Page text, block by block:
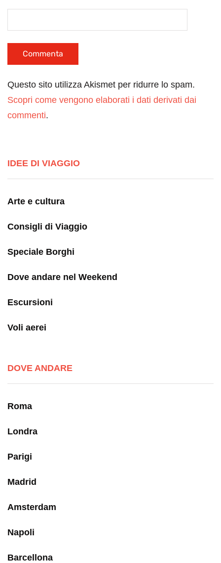
Questo sito utilizza Akismet per ridurre lo spam.
Scopri come vengono elaborati i dati derivati dai
commenti.
IDEE DI VIAGGIO
Arte e cultura
Consigli di Viaggio
Speciale Borghi
Dove andare nel Weekend
Escursioni
Voli aerei
DOVE ANDARE
Roma
Londra
Parigi
Madrid
Amsterdam
Napoli
Barcellona